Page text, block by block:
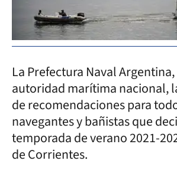
La Prefectura Naval
autoridad marítima nacional,
de recomendaciones para
navegantes y bañistas que
temporada de verano 2021-
de Corrientes.